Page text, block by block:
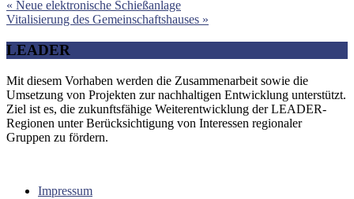
« Neue elektronische Schießanlage
Vitalisierung des Gemeinschaftshauses »
LEADER
Mit diesem Vorhaben werden die Zusammenarbeit sowie die
Umsetzung von Projekten zur nachhaltigen Entwicklung unterstützt.
Ziel ist es, die zukunftsfähige Weiterentwicklung der LEADER-
Regionen unter Berücksichtigung von Interessen regionaler
Gruppen zu fördern.
Impressum